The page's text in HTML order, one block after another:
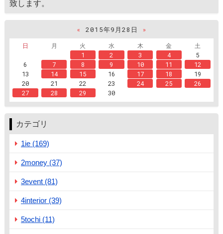
致します。
« 2015年9月28日
»
日
月 火 水 木 金
土
1
2 3 4
5
6
7 8 9 10 11
12
13
14 15 16 17 18
19
20
21 22 23 24 25
26
27
28 29 30
カテゴリ
1ie (169)
2money (37)
3event (81)
4interior (39)
5tochi (11)